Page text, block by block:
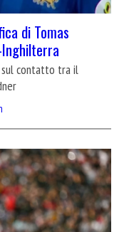
di Tomas
sul contatto tra il